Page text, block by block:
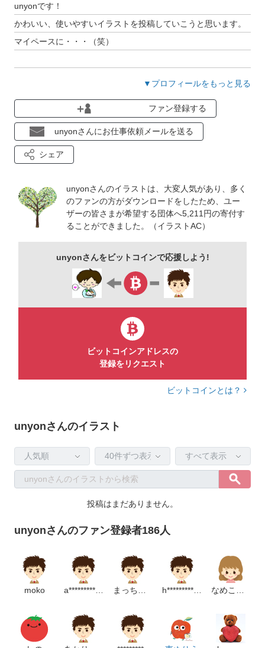
unyonです！
かわいい、使いやすいイラストを投稿していこうと思います。
マイペースに・・・（笑）
イラストは全てイラストレーターで制作しておりまして、バー
ジョンはCS3,2です。
宜しくお願いします！
（2016.5.18）
▼プロフィールをもっと見る
ファン登録する
unyonさんにお仕事依頼メールを送る
シェア
unyonさんのイラストは、大変人気があり、多く
のファンの方がダウンロードをしたため、ユー
ザーの皆さまが希望する団体へ5,211円の寄付す
ることができました。（イラストAC）
unyonさんをビットコインで応援しよう!
ビットコインアドレスの
登録をリクエスト
ビットコインとは？
unyonさんのイラスト
投稿はまだありません。
unyonさんのファン登録者186人
moko a******************p まっちゃまん h********************m なめこの味噌汁